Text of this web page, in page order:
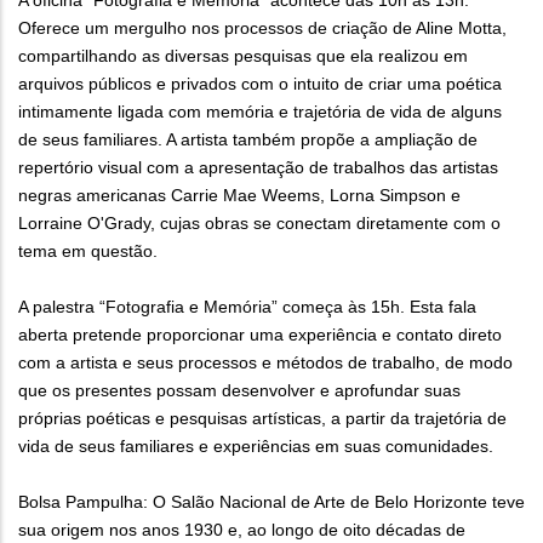
Oferece um mergulho nos processos de criação de Aline Motta,
compartilhando as diversas pesquisas que ela realizou em
arquivos públicos e privados com o intuito de criar uma poética
intimamente ligada com memória e trajetória de vida de alguns
de seus familiares. A artista também propõe a ampliação de
repertório visual com a apresentação de trabalhos das artistas
negras americanas Carrie Mae Weems, Lorna Simpson e
Lorraine O'Grady, cujas obras se conectam diretamente com o
tema em questão.
A palestra “Fotografia e Memória” começa às 15h. Esta fala
aberta pretende proporcionar uma experiência e contato direto
com a artista e seus processos e métodos de trabalho, de modo
que os presentes possam desenvolver e aprofundar suas
próprias poéticas e pesquisas artísticas, a partir da trajetória de
vida de seus familiares e experiências em suas comunidades.
Bolsa Pampulha: O Salão Nacional de Arte de Belo Horizonte teve
sua origem nos anos 1930 e, ao longo de oito décadas de